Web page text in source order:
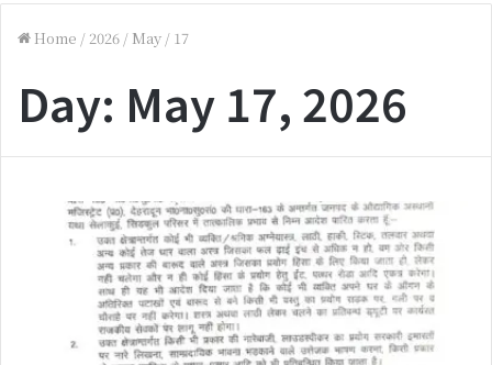
Home /2026 / May / 17
Day: May 17, 2026